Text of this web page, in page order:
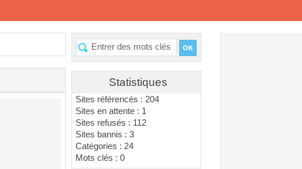
Statistiques
Sites référencés : 204
Sites en attente : 1
Sites refusés : 112
Sites bannis : 3
Catégories : 24
Mots clés : 0